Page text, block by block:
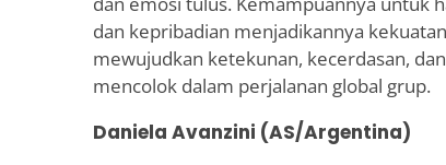
dan kepribadian menjadikannya
mewujudkan ketekunan, kecerdasan,
mencolok dalam perjalanan global grup.
Daniela Avanzini (AS/Argentina)